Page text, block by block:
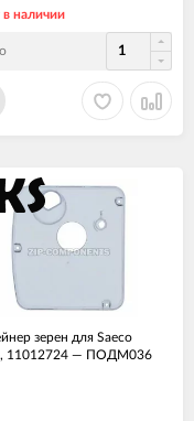
в наличии
зерен для Saeco
11012724 — ПОДМ036